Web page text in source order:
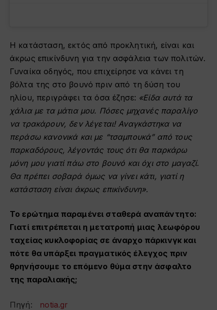
Η κατάσταση, εκτός από προκλητική, είναι και
άκρως επικίνδυνη για την ασφάλεια των πολιτών.
Γυναίκα οδηγός, που επιχείρησε να κάνει τη
βόλτα της στο βουνό πριν από τη δύση του
ηλίου, περιγράφει τα όσα έζησε: «Είδα αυτά τα
χάλια με τα μάτια μου. Πόσες μηχανές παραλίγο
να τρακάρουν, δεν λέγεται! Αναγκάστηκα να
περάσω κανονικά και με “τσαμπουκά” από τους
παρκαδόρους, λέγοντάς τους ότι θα παρκάρω
μόνη μου γιατί πάω στο βουνό και όχι στο μαγαζί.
Θα πρέπει σοβαρά όμως να γίνει κάτι, γιατί η
κατάσταση είναι άκρως επικίνδυνη».
Το ερώτημα παραμένει σταθερά αναπάντητο:
Γιατί επιτρέπεται η μετατροπή μιας λεωφόρου
ταχείας κυκλοφορίας σε άναρχο πάρκινγκ και
πότε θα υπάρξει πραγματικός έλεγχος πριν
θρηνήσουμε το επόμενο θύμα στην άσφαλτο
της παραλιακής;
Πηγή: notia.gr